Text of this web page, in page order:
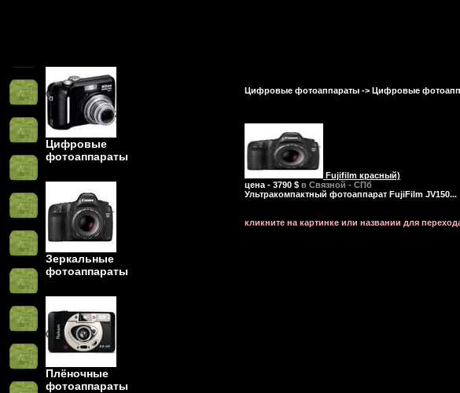
Цифровые
фотоаппараты
Зеркальные
фотоаппараты
Плёночные
фотоаппараты
Цифровые фотоаппараты -> Цифровые
Fujifilm красный)
цена - 3790 $ в Связной - CПб
Ультракомпактный фотоаппарат FujiFilm JV150...
кликните на картинке или названии для